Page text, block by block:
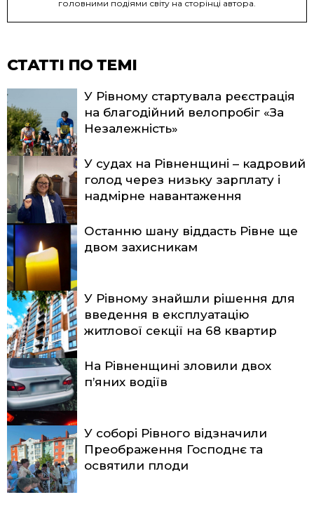
головними подіями світу на сторінці автора.
СТАТТІ ПО ТЕМІ
У Рівному стартувала реєстрація
на благодійний велопробіг «За
Незалежність»
У судах на Рівненщині – кадровий
голод через низьку зарплату і
надмірне навантаження
Останню шану віддасть Рівне ще
двом захисникам
У Рівному знайшли рішення для
введення в експлуатацію
житлової секції на 68 квартир
На Рівненщині зловили двох
п’яних водіїв
У соборі Рівного відзначили
Преображення Господнє та
освятили плоди